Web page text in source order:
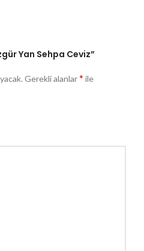
Yan Sehpa Ceviz”
Gerekli alanlar* ile